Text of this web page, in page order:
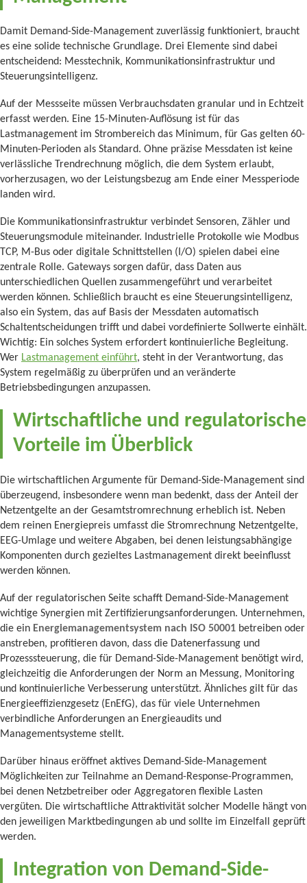
Damit Demand-Side-Management zuverlässig funktioniert, braucht
es eine solide technische Grundlage. Drei Elemente sind dabei
entscheidend: Messtechnik, Kommunikationsinfrastruktur und
Steuerungsintelligenz.
Auf der Messseite müssen Verbrauchsdaten granular und in Echtzeit
erfasst werden. Eine 15-Minuten-Auflösung ist für das
Lastmanagement im Strombereich das Minimum, für Gas gelten 60-
Minuten-Perioden als Standard. Ohne präzise Messdaten ist keine
verlässliche Trendrechnung möglich, die dem System erlaubt,
vorherzusagen, wo der Leistungsbezug am Ende einer Messperiode
landen wird.
Die Kommunikationsinfrastruktur verbindet Sensoren, Zähler und
Steuerungsmodule miteinander. Industrielle Protokolle wie Modbus
TCP, M-Bus oder digitale Schnittstellen (I/O) spielen dabei eine
zentrale Rolle. Gateways sorgen dafür, dass Daten aus
unterschiedlichen Quellen zusammengeführt und verarbeitet
werden können. Schließlich braucht es eine Steuerungsintelligenz,
also ein System, das auf Basis der Messdaten automatisch
Schaltentscheidungen trifft und dabei vordefinierte Sollwerte einhält.
Wichtig: Ein solches System erfordert kontinuierliche Begleitung.
Wer Lastmanagement einführt, steht in der Verantwortung, das
System regelmäßig zu überprüfen und an veränderte
Betriebsbedingungen anzupassen.
Wirtschaftliche und regulatorische
Vorteile im Überblick
Die wirtschaftlichen Argumente für Demand-Side-Management sind
überzeugend, insbesondere wenn man bedenkt, dass der Anteil der
Netzentgelte an der Gesamtstromrechnung erheblich ist. Neben
dem reinen Energiepreis umfasst die Stromrechnung Netzentgelte,
EEG-Umlage und weitere Abgaben, bei denen leistungsabhängige
Komponenten durch gezieltes Lastmanagement direkt beeinflusst
werden können.
Auf der regulatorischen Seite schafft Demand-Side-Management
wichtige Synergien mit Zertifizierungsanforderungen. Unternehmen,
die ein Energiemanagementsystem nach ISO 50001 betreiben oder
anstreben, profitieren davon, dass die Datenerfassung und
Prozesssteuerung, die für Demand-Side-Management benötigt wird,
gleichzeitig die Anforderungen der Norm an Messung, Monitoring
und kontinuierliche Verbesserung unterstützt. Ähnliches gilt für das
Energieeffizienzgesetz (EnEfG), das für viele Unternehmen
verbindliche Anforderungen an Energieaudits und
Managementsysteme stellt.
Darüber hinaus eröffnet aktives Demand-Side-Management
Möglichkeiten zur Teilnahme an Demand-Response-Programmen,
bei denen Netzbetreiber oder Aggregatoren flexible Lasten
vergüten. Die wirtschaftliche Attraktivität solcher Modelle hängt von
den jeweiligen Marktbedingungen ab und sollte im Einzelfall geprüft
werden.
Integration von Demand-Side-